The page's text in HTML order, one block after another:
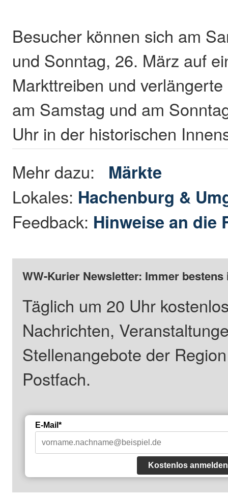
Besucher können sich am
und Sonntag, 26. März auf
Markttreiben und
am Samstag und am
Uhr in der historischen
Mehr dazu: Märkte
Lokales: Hachenburg &
Feedback: Hinweise an die
WW-Kurier Newsletter: Immer
Täglich um 20 Uhr
Nachrichten,
Stellenangebote der
Postfach.
E-Mail*
Kostenlos anmelden